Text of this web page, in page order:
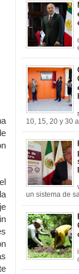
10, 15, 20 y 30
un sistema de